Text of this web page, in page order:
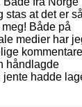
stas at det er så
Både på
medier har
håndlagde
jente hadde